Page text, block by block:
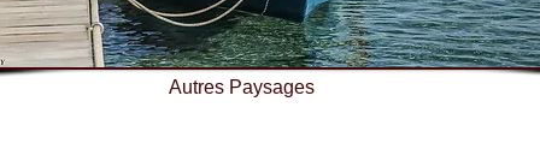
Autres Paysages